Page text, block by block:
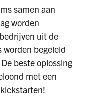
samen aan
worden
uit de
worden begeleid
beste oplossing
met een